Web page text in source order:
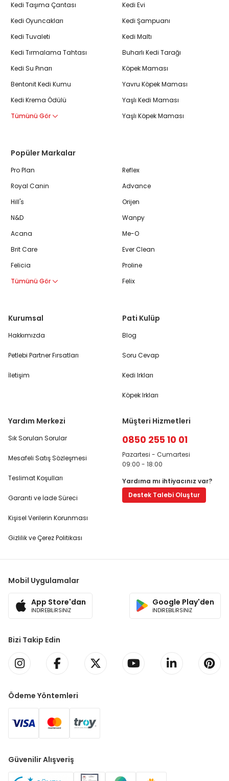
Kedi Taşıma Çantası
Kedi Oyuncakları
Kedi Tuvaleti
Kedi Tırmalama Tahtası
Kedi Su Pınarı
Bentonit Kedi Kumu
Kedi Krema Ödülü
Tümünü Gör
Kedi Evi
Kedi Şampuanı
Kedi Maltı
Buharlı Kedi Tarağı
Köpek Maması
Yavru Köpek Maması
Yaşlı Kedi Maması
Yaşlı Köpek Maması
Popüler Markalar
Pro Plan
Royal Canin
Hill's
N&D
Acana
Brit Care
Felicia
Tümünü Gör
Reflex
Advance
Orijen
Wanpy
Me-O
Ever Clean
Proline
Felix
Kurumsal
Hakkımızda
Petlebi Partner Fırsatları
İletişim
Pati Kulüp
Blog
Soru Cevap
Kedi Irkları
Köpek Irkları
Yardım Merkezi
Sık Sorulan Sorular
Mesafeli Satış Sözleşmesi
Teslimat Koşulları
Garanti ve İade Süreci
Kişisel Verilerin Korunması
Gizlilik ve Çerez Politikası
Müşteri Hizmetleri
0850 255 10 01
Pazartesi - Cumartesi
09:00 - 18:00
Yardıma mı ihtiyacınız var?
Destek Talebi Oluştur
Mobil Uygulamalar
App Store'dan
İNDİREBİLİRSİNİZ
Google Play'den
İNDİREBİLİRSİNİZ
Bizi Takip Edin
Ödeme Yöntemleri
Güvenilir Alışveriş